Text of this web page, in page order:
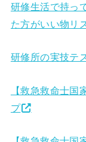
研修生活で持っ
た方がいい物リ
研修所の実技テ
【救急救命士
プ